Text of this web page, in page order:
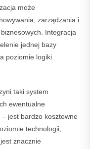
może
zarządzania i
Integracja
jednej bazy
poziomie logiki
taki system
ewentualne
jest bardzo kosztowne
technologii,
znacznie